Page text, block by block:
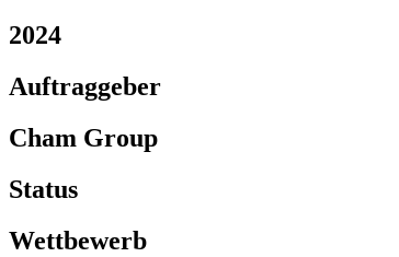
2024
Auftraggeber
Cham Group
Status
Wettbewerb